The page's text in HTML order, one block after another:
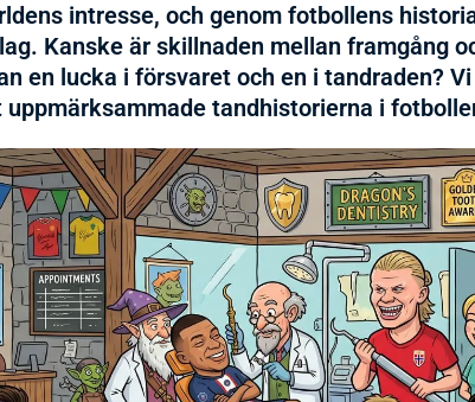
intresse, och genom fotbollens
Kanske är skillnaden mellan framgång
en lucka i försvaret och en i tandraden?
tandhistorierna i